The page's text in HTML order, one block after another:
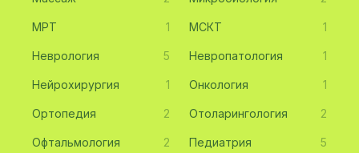
МРТ 1 МСКТ 1
Неврология 5 Невропатология 1
Нейрохирургия 1 Онкология 1
Ортопедия 2 Отоларингология 2
Офтальмология 2 Педиатрия 5